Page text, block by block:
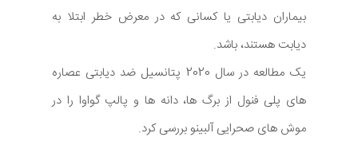
بیماران دیابتی یا کسانی که در معرض خطر ابتلا به
دیابت هستند، باشد.
یک مطالعه در سال 2020 پتانسیل ضد دیابتی عصاره
های پلی فنول از برگ ها، دانه ها و پالپ گواوا را در
موش های صحرایی آلبینو بررسی کرد.